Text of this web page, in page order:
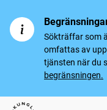
Sökträffar som
omfattas av
tjänsten när du
begränsningen.